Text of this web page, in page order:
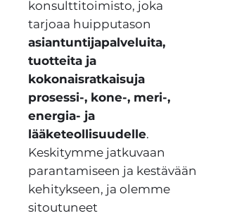
konsulttitoimisto, joka
tarjoaa huipputason
asiantuntijapalveluita,
tuotteita ja
kokonaisratkaisuja
prosessi-, kone-, meri-,
energia- ja
lääketeollisuudelle.
Keskitymme jatkuvaan
parantamiseen ja kestävään
kehitykseen, ja olemme
sitoutuneet